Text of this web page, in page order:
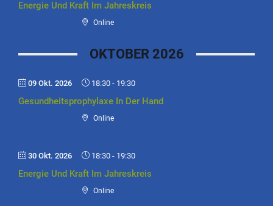
Energie Und Kraft Im Jahreskreis
Online
OKTOBER 2026
09 Okt. 2026 18:30 - 19:30
Gesundheitsprophylaxe In Der Hand
Online
30 Okt. 2026 18:30 - 19:30
Energie Und Kraft Im Jahreskreis
Online